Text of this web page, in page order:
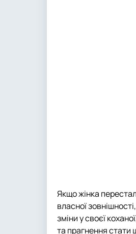
Якщо жінка
власної
зміни у своєї
та прагнення стати